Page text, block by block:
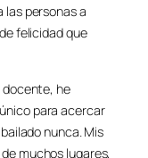
las personas a
felicidad que
docente, he
para acercar
nunca. Mis
muchos lugares,